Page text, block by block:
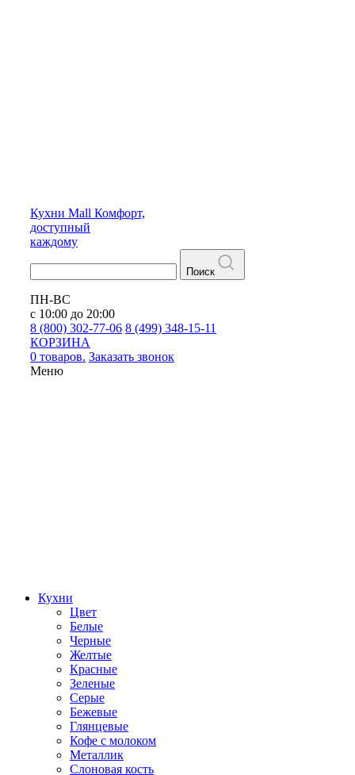
Кухни Mall Комфорт,
доступный
каждому
Поиск
ПН-ВС
с 10:00 до 20:00
8 (800) 302-77-06 8 (499) 348-15-11
КОРЗИНА
0 товаров. Заказать звонок
Меню
Кухни
Цвет
Белые
Черные
Желтые
Красные
Зеленые
Серые
Бежевые
Глянцевые
Кофе с молоком
Металлик
Слоновая кость